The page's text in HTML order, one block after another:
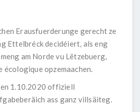
Erausfuerderunge gerecht ze
Ettelbréck decidéiert, als eng
am Norde vu Lëtzebuerg,
écologique opzemaachen.
1.10.2020 offiziell
ass ganz villsäiteg.